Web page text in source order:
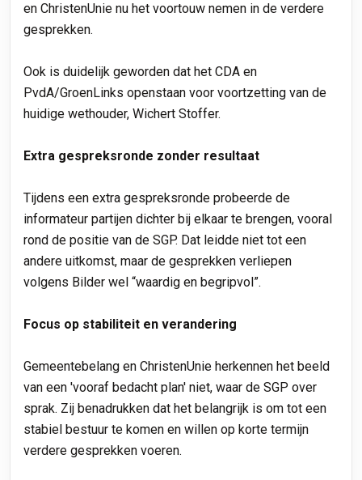
en ChristenUnie nu het voortouw nemen in de verdere
gesprekken.
Ook is duidelijk geworden dat het CDA en
PvdA/GroenLinks openstaan voor voortzetting van de
huidige wethouder, Wichert Stoffer.
Extra gespreksronde zonder resultaat
Tijdens een extra gespreksronde probeerde de
informateur partijen dichter bij elkaar te brengen, vooral
rond de positie van de SGP. Dat leidde niet tot een
andere uitkomst, maar de gesprekken verliepen
volgens Bilder wel “waardig en begripvol”.
Focus op stabiliteit en verandering
Gemeentebelang en ChristenUnie herkennen het beeld
van een 'vooraf bedacht plan' niet, waar de SGP over
sprak. Zij benadrukken dat het belangrijk is om tot een
stabiel bestuur te komen en willen op korte termijn
verdere gesprekken voeren.